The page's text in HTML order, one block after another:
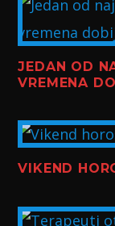
JEDAN OD
VREMENA
VIKEND